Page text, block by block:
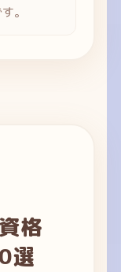
。
格
選